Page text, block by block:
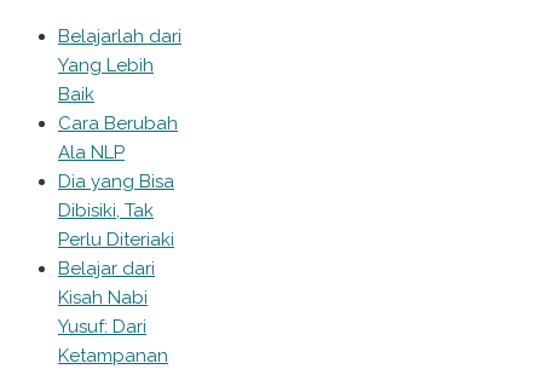
Belajarlah dari
Yang Lebih
Baik
Cara Berubah
Ala NLP
Dia yang Bisa
Dibisiki, Tak
Perlu Diteriaki
Belajar dari
Kisah Nabi
Yusuf: Dari
Ketampanan